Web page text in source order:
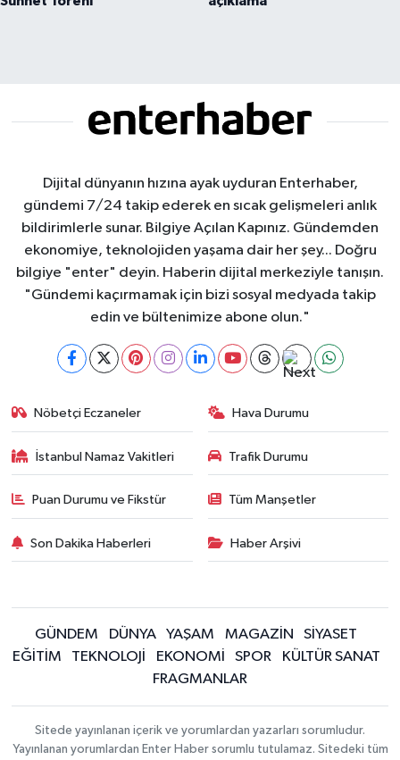
Dijital dünyanın hızına ayak uyduran Enterhaber,
gündemi 7/24 takip ederek en sıcak gelişmeleri anlık
bildirimlerle sunar. Bilgiye Açılan Kapınız. Gündemden
ekonomiye, teknolojiden yaşama dair her şey... Doğru
bilgiye "enter" deyin. Haberin dijital merkeziyle tanışın.
"Gündemi kaçırmamak için bizi sosyal medyada takip
edin ve bültenimize abone olun."
Nöbetçi Eczaneler Hava Durumu
İstanbul Namaz Vakitleri Trafik Durumu
Puan Durumu ve Fikstür Tüm Manşetler
Son Dakika Haberleri Haber Arşivi
GÜNDEM DÜNYA YAŞAM MAGAZİN
SİYASET
EĞİTİM
TEKNOLOJİ EKONOMİ SPOR
KÜLTÜR SANAT
FRAGMANLAR
Sitede yayınlanan içerik ve yorumlardan yazarları sorumludur.
Yayınlanan yorumlardan Enter Haber sorumlu tutulamaz. Sitedeki tüm